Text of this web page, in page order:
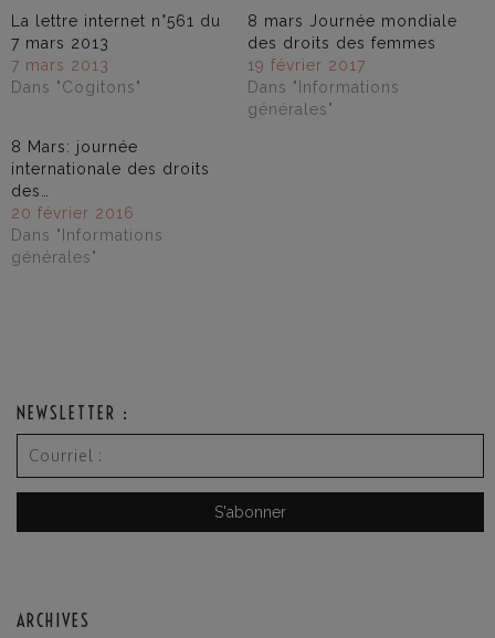
La lettre internet n°561 du
7 mars 2013
7 mars 2013
Dans "Cogitons"
8 mars Journée mondiale
des droits des femmes
19 février 2017
Dans "Informations
générales"
8 Mars: journée
internationale des droits
des…
20 février 2016
Dans "Informations
générales"
NEWSLETTER :
ARCHIVES